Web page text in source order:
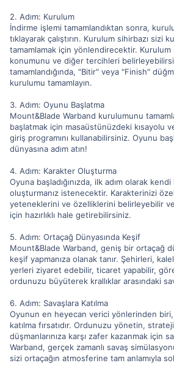
2. Adım: Kurulum
İndirme işlemi tamamlandıktan sonra,
tıklayarak çalıştırın. Kurulum sihirbazı sizi
tamamlamak için yönlendirecektir. Kurulum
konumunu ve diğer tercihleri
tamamlandığında, "Bitir" veya "Finish"
kurulumu tamamlayın.
3. Adım: Oyunu Başlatma
Mount&Blade Warband kurulumunu
başlatmak için masaüstünüzdeki kısayolu
giriş programını kullanabilirsiniz. Oyunu
dünyasına adım atın!
4. Adım: Karakter Oluşturma
Oyuna başladığınızda, ilk adım olarak
oluşturmanız istenecektir. Karakterinizi
yeteneklerini ve özelliklerini belirleyebilir
için hazırlıklı hale getirebilirsiniz.
5. Adım: Ortaçağ Dünyasında Keşif
Mount&Blade Warband, geniş bir ortaçağ
keşif yapmanıza olanak tanır. Şehirleri,
yerleri ziyaret edebilir, ticaret yapabilir,
ordunuzu büyüterek krallıklar arasındaki
6. Adım: Savaşlara Katılma
Oyunun en heyecan verici yönlerinden
katılma fırsatıdır. Ordunuzu yönetin,
düşmanlarınıza karşı zafer kazanmak için
Warband, gerçek zamanlı savaş
sizi ortaçağın atmosferine tam anlamıyla